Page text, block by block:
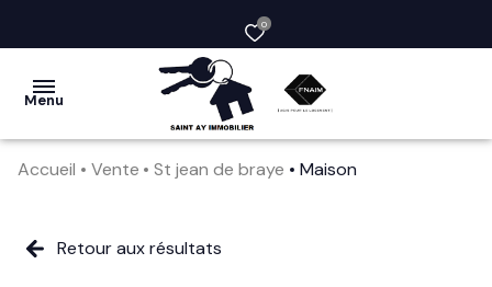
0
Menu
vendre
Accueil Vente St jean de braye Maison
Retour aux résultats